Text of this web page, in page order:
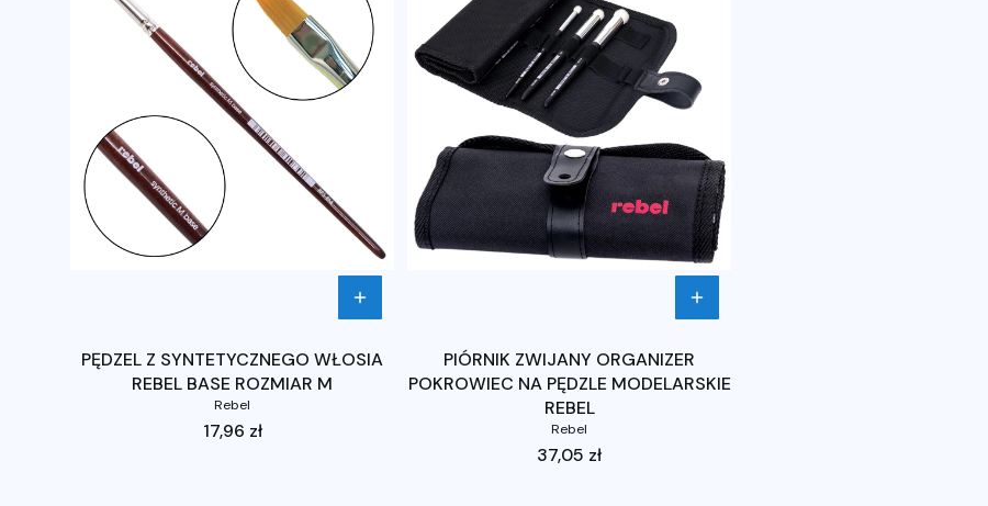
PĘDZEL Z SYNTETYCZNEGO WŁOSIA
REBEL BASE ROZMIAR M
Rebel
Cena
17,96 zł
PIÓRNIK ZWIJANY ORGANIZER
POKROWIEC NA PĘDZLE MODELARSKIE
REBEL
Rebel
Cena
37,05 zł